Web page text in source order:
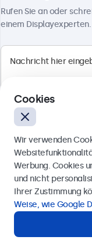
Berliner Allee
Deutsch
Rufen Sie an oder
einem Displayexperten.
Rufen Sie
Benötigen Sie
Kontaktieren Sie
Cookies
Wir verwenden
Werbung. Cookies
und nicht
Ihrer Zustimmung
Weise, wie Google